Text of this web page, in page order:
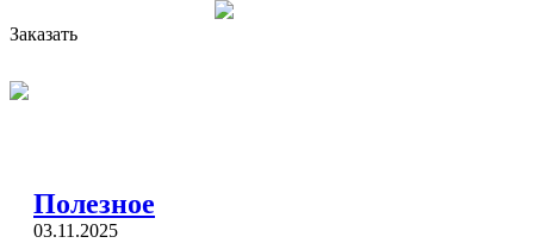
Заказать
Полезное
03.11.2025